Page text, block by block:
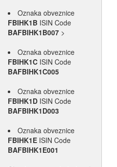
Oznaka obveznice
FBIHK1B ISIN Code
BAFBIHK1B007 >
Oznaka obveznice
FBIHK1C ISIN Code
BAFBIHK1C005
Oznaka obveznice
FBIHK1D ISIN Code
BAFBIHK1D003
Oznaka obveznice
FBIHK1E ISIN Code
BAFBIHK1E001